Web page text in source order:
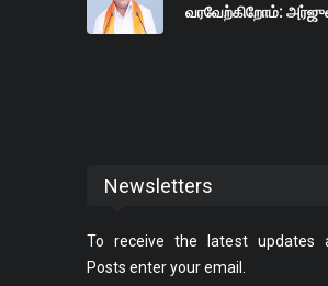
வரவேற்கிறோம்:
Newsletters
To receive the latest updates
Posts enter your email.